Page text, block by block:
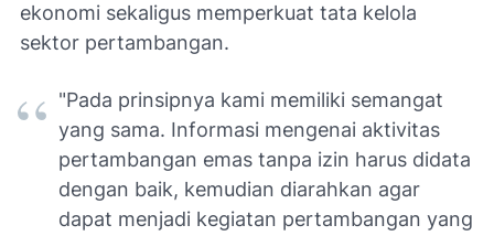
ekonomi sekaligus memperkuat tata kelola
sektor pertambangan.
"Pada prinsipnya kami memiliki semangat
yang sama. Informasi mengenai aktivitas
pertambangan emas tanpa izin harus didata
dengan baik, kemudian diarahkan agar
dapat menjadi kegiatan pertambangan yang